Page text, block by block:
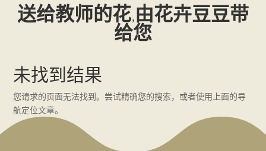
送给教师的花,由花卉豆豆带
给您
未找到结果
您请求的页面无法找到。尝试精确您的搜索，或者使用上面的导
航定位文章。